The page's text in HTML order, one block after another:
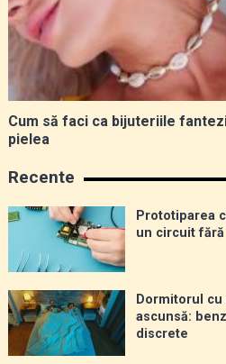
Cum să faci ca bijuteriile
pielea
Recente
Prototiparea
un circuit
Dormitorul cu
ascunsă:
discrete